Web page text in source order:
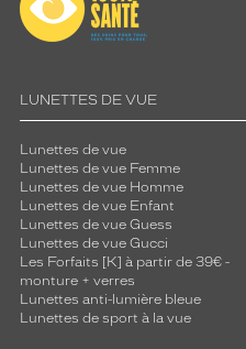
LUNETTES DE VUE
Lunettes de vue
Lunettes de vue Femme
Lunettes de vue Homme
Lunettes de vue Enfant
Lunettes de vue Guess
Lunettes de vue Gucci
Les Forfaits [K] à partir de 39€ -
monture + verres
Lunettes anti-lumière bleue
Lunettes de sport à la vue